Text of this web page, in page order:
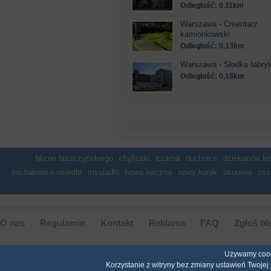
Odległość: 0,11km
Warszawa - Cmentarz
kamionkowski
Odległość: 0,13km
Warszawa - Słodka
Odległość: 0,18km
blizne łaszczyńskiego chyliczki czarna duchnice dziekanów
michałowice-osiedle
mysiadło nowa iwiczna nowy konik okuniew
O nas Regulamin Kontakt Reklama FAQ Zgłoś
Wszystkie prawa zastrze�one. �adna cz�� ani ca�o�� serwisu nie mo�e by�
Używamy
Korzystanie z witryny bez zmiany ustawień